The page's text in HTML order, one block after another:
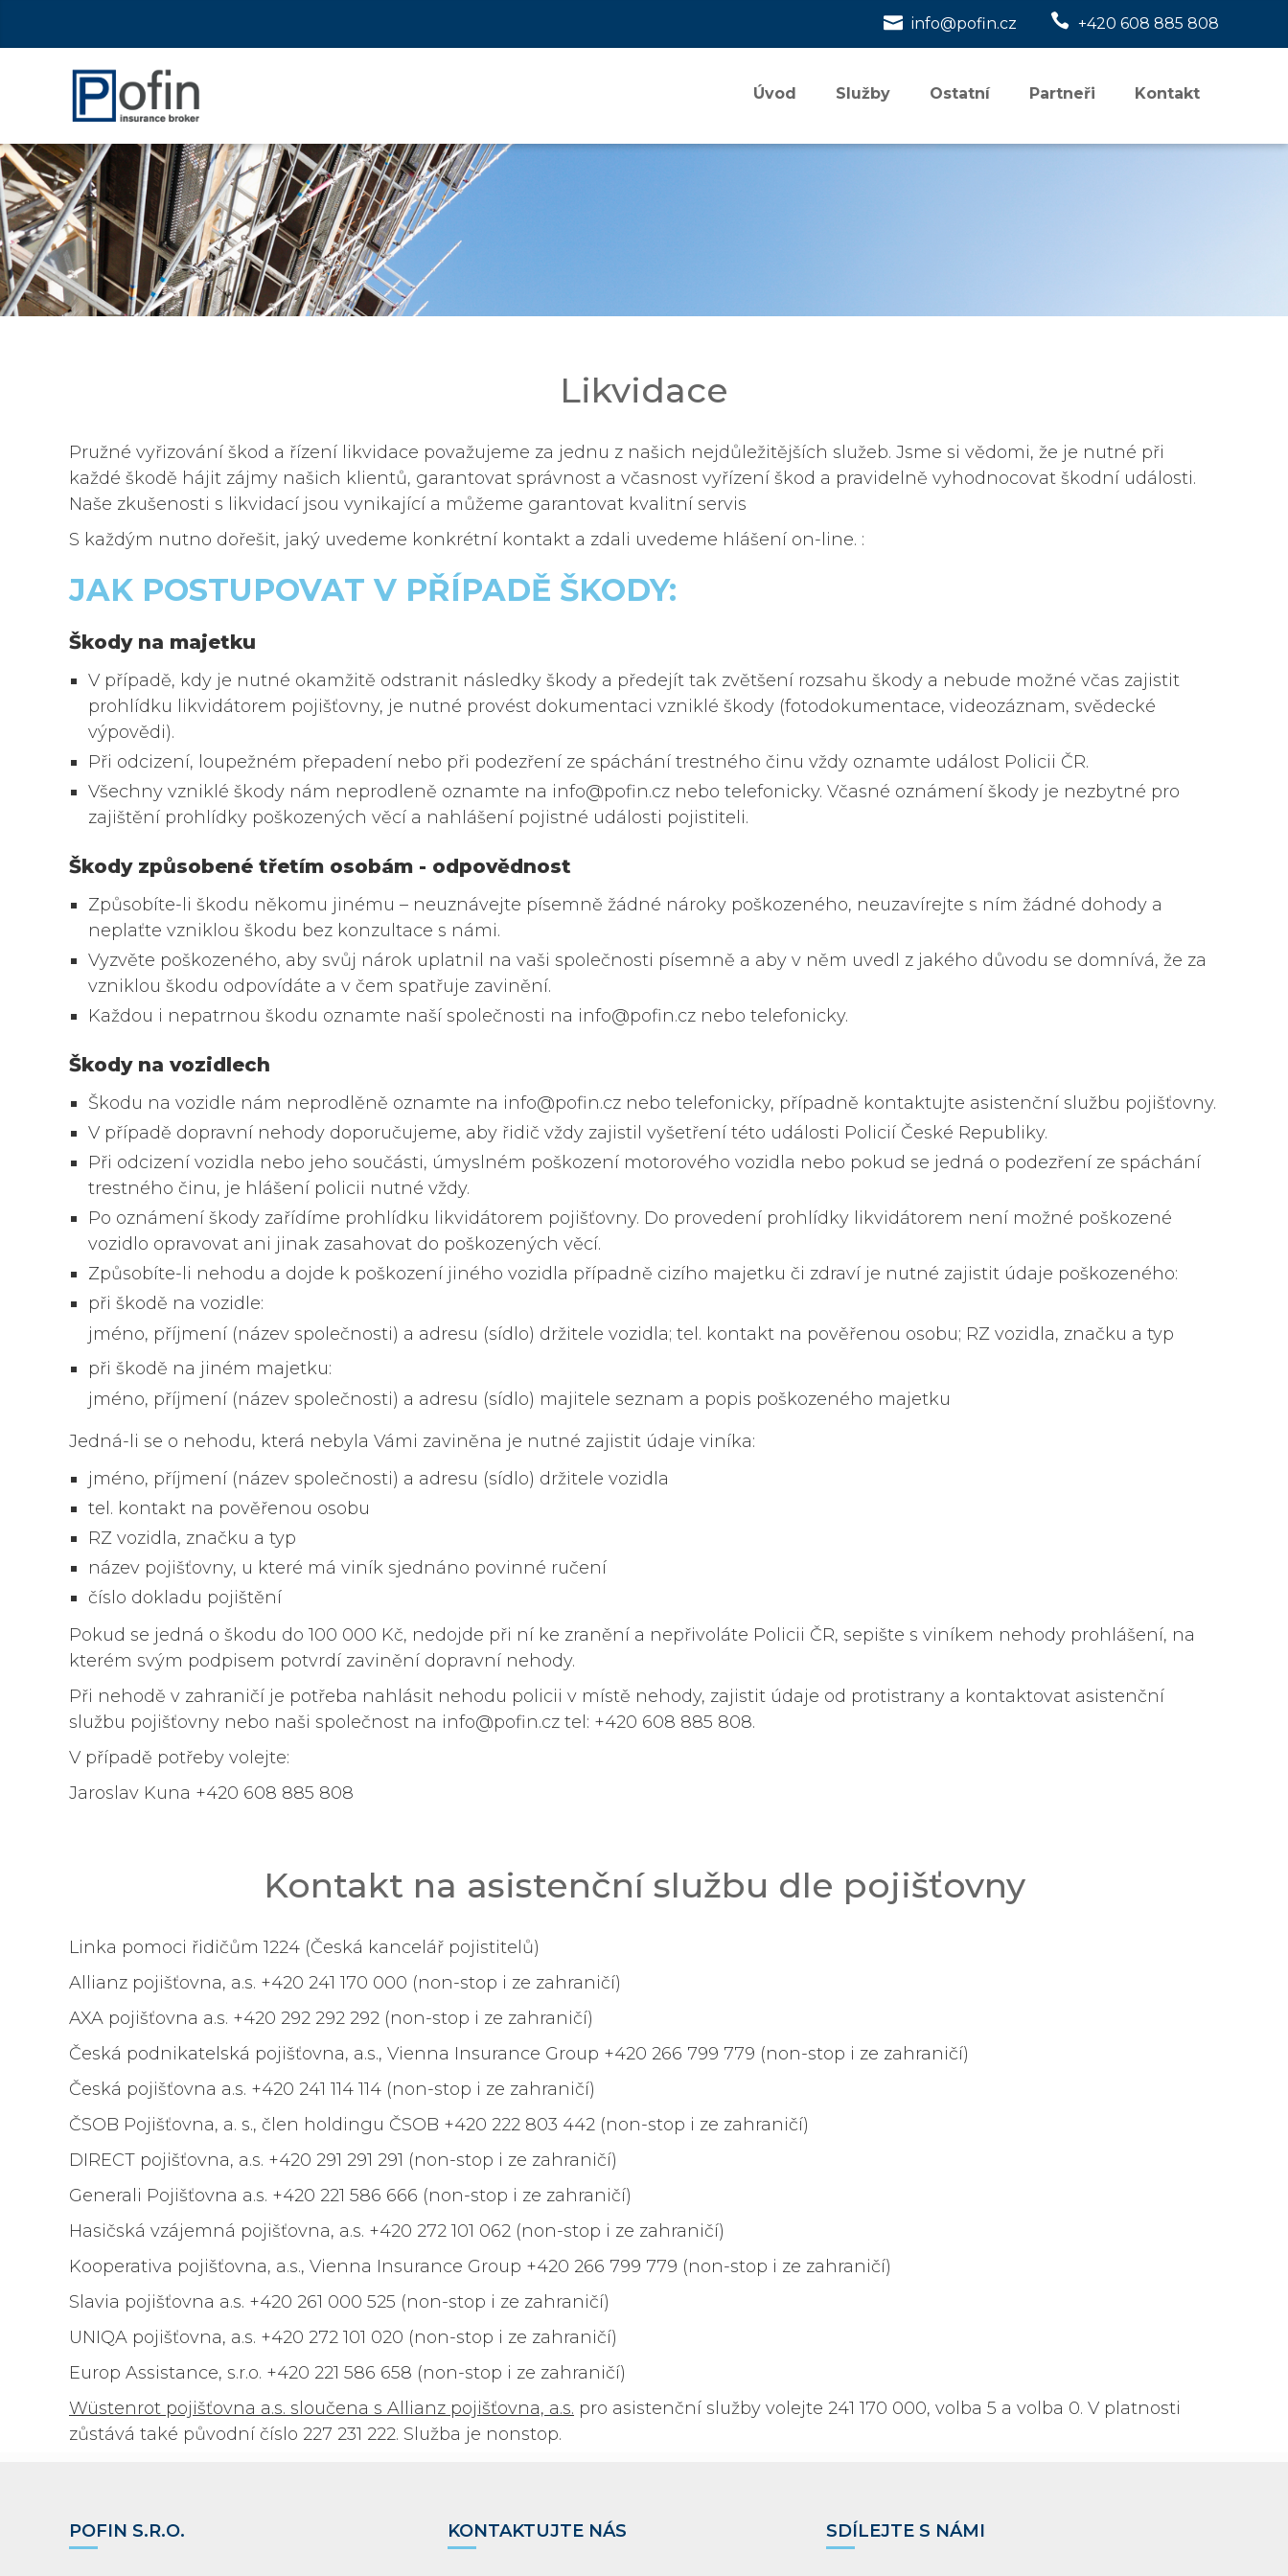
 info@pofin.cz  +420 608 885 808
Úvod Služby Ostatní Partneři Kontakt
POJIŠTĚNÍ, KTERÉ STOJÍ NA
ZKUŠENOSTECH
Jsme česká pojišťovací makléřská společnost. Už od roku 2004 hájíme zájmy našich klientů
Likvidace
Pružné vyřizování škod a řízení likvidace považujeme za jednu z našich nejdůležitějších služeb. Jsme si vědomi, že je nutné při
každé škodě hájit zájmy našich klientů, garantovat správnost a včasnost vyřízení škod a pravidelně vyhodnocovat škodní události.
Naše zkušenosti s likvidací jsou vynikající a můžeme garantovat kvalitní servis
S každým nutno dořešit, jaký uvedeme konkrétní kontakt a zdali uvedeme hlášení on-line. :
JAK POSTUPOVAT V PŘÍPADĚ ŠKODY:
Škody na majetku
V případě, kdy je nutné okamžitě odstranit následky škody a předejít tak zvětšení rozsahu škody a nebude možné včas zajistit
prohlídku likvidátorem pojišťovny, je nutné provést dokumentaci vzniklé škody (fotodokumentace, videozáznam, svědecké
výpovědi).
Při odcizení, loupežném přepadení nebo při podezření ze spáchání trestného činu vždy oznamte událost Policii ČR.
Všechny vzniklé škody nám neprodleně oznamte na info@pofin.cz nebo telefonicky. Včasné oznámení škody je nezbytné pro
zajištění prohlídky poškozených věcí a nahlášení pojistné události pojistiteli.
Škody způsobené třetím osobám - odpovědnost
Způsobíte-li škodu někomu jinému – neuznávejte písemně žádné nároky poškozeného, neuzavírejte s ním žádné dohody a
neplaťte vzniklou škodu bez konzultace s námi.
Vyzvěte poškozeného, aby svůj nárok uplatnil na vaši společnosti písemně a aby v něm uvedl z jakého důvodu se domnívá, že za
vzniklou škodu odpovídáte a v čem spatřuje zavinění.
Každou i nepatrnou škodu oznamte naší společnosti na info@pofin.cz nebo telefonicky.
Škody na vozidlech
Škodu na vozidle nám neprodlěně oznamte na info@pofin.cz nebo telefonicky, případně kontaktujte asistenční službu pojišťovny.
V případě dopravní nehody doporučujeme, aby řidič vždy zajistil vyšetření této události Policií České Republiky.
Při odcizení vozidla nebo jeho součásti, úmyslném poškození motorového vozidla nebo pokud se jedná o podezření ze spáchání
trestného činu, je hlášení policii nutné vždy.
Po oznámení škody zařídíme prohlídku likvidátorem pojišťovny. Do provedení prohlídky likvidátorem není možné poškozené
vozidlo opravovat ani jinak zasahovat do poškozených věcí.
Způsobíte-li nehodu a dojde k poškození jiného vozidla případně cizího majetku či zdraví je nutné zajistit údaje poškozeného:
při škodě na vozidle:
jméno, příjmení (název společnosti) a adresu (sídlo) držitele vozidla; tel. kontakt na pověřenou osobu; RZ vozidla, značku a typ
při škodě na jiném majetku:
jméno, příjmení (název společnosti) a adresu (sídlo) majitele seznam a popis poškozeného majetku
Jedná-li se o nehodu, která nebyla Vámi zaviněna je nutné zajistit údaje viníka:
jméno, příjmení (název společnosti) a adresu (sídlo) držitele vozidla
tel. kontakt na pověřenou osobu
RZ vozidla, značku a typ
název pojišťovny, u které má viník sjednáno povinné ručení
číslo dokladu pojištění
Pokud se jedná o škodu do 100 000 Kč, nedojde při ní ke zranění a nepřivoláte Policii ČR, sepište s viníkem nehody prohlášení, na
kterém svým podpisem potvrdí zavinění dopravní nehody.
Při nehodě v zahraničí je potřeba nahlásit nehodu policii v místě nehody, zajistit údaje od protistrany a kontaktovat asistenční
službu pojišťovny nebo naši společnost na info@pofin.cz tel: +420 608 885 808.
V případě potřeby volejte:
Jaroslav Kuna +420 608 885 808
Kontakt na asistenční službu dle pojišťovny
Linka pomoci řidičům 1224 (Česká kancelář pojistitelů)
Allianz pojišťovna, a.s. +420 241 170 000 (non-stop i ze zahraničí)
AXA pojišťovna a.s. +420 292 292 292 (non-stop i ze zahraničí)
Česká podnikatelská pojišťovna, a.s., Vienna Insurance Group +420 266 799 779 (non-stop i ze zahraničí)
Česká pojišťovna a.s. +420 241 114 114 (non-stop i ze zahraničí)
ČSOB Pojišťovna, a. s., člen holdingu ČSOB +420 222 803 442 (non-stop i ze zahraničí)
DIRECT pojišťovna, a.s. +420 291 291 291 (non-stop i ze zahraničí)
Generali Pojišťovna a.s. +420 221 586 666 (non-stop i ze zahraničí)
Hasičská vzájemná pojišťovna, a.s. +420 272 101 062 (non-stop i ze zahraničí)
Kooperativa pojišťovna, a.s., Vienna Insurance Group +420 266 799 779 (non-stop i ze zahraničí)
Slavia pojišťovna a.s. +420 261 000 525 (non-stop i ze zahraničí)
UNIQA pojišťovna, a.s. +420 272 101 020 (non-stop i ze zahraničí)
Europ Assistance, s.r.o. +420 221 586 658 (non-stop i ze zahraničí)
Wüstenrot pojišťovna a.s. sloučena s Allianz pojišťovna, a.s. pro asistenční služby volejte 241 170 000, volba 5 a volba 0. V platnosti
zůstává také původní číslo 227 231 222. Služba je nonstop.
POFIN S.R.O. KONTAKTUJTE NÁS SDÍLEJTE S NÁMI